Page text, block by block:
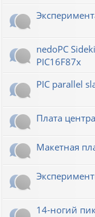
nedoPC
PIC16F87x
PIC parallel
Плата
Макетная
14-ногий